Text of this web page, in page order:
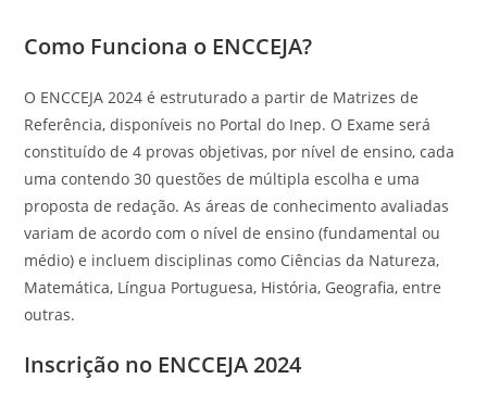
Como Funciona o ENCCEJA?
O ENCCEJA 2024 é estruturado a partir de Matrizes de
Referência, disponíveis no Portal do Inep. O Exame será
constituído de 4 provas objetivas, por nível de ensino, cada
uma contendo 30 questões de múltipla escolha e uma
proposta de redação. As áreas de conhecimento avaliadas
variam de acordo com o nível de ensino (fundamental ou
médio) e incluem disciplinas como Ciências da Natureza,
Matemática, Língua Portuguesa, História, Geografia, entre
outras.
Inscrição no ENCCEJA 2024